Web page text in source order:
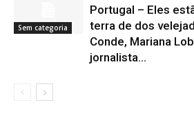
Sem categoria
Portugal – Eles
terra de dos
Conde, Mariana
jornalista...